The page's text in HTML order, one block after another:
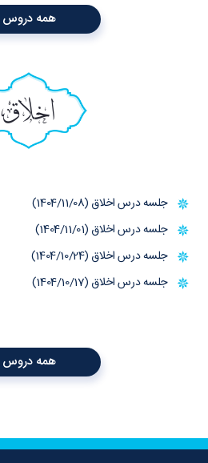
همه دروس
اخلاق
جلسه درس اخلاق (1404/11/08)
جلسه درس اخلاق (1404/11/01)
جلسه درس اخلاق (1404/10/24)
جلسه درس اخلاق (1404/10/17)
همه دروس